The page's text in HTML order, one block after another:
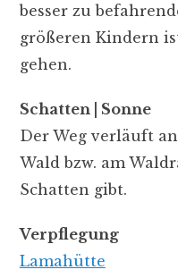
besser zu
größeren Kindern
gehen.
Schatten | Sonne
Der Weg verläuft
Wald bzw. am
Schatten gibt.
Verpflegung
Lamahütte